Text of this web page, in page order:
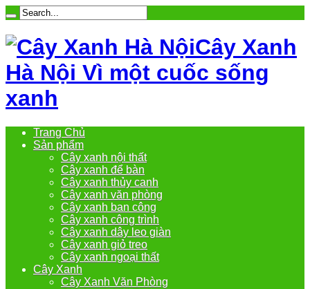
Cây Xanh
Hà Nội Vì một cuốc sống
xanh
Trang Chủ
Sản phẩm
Cây xanh nội thất
Cây xanh để bàn
Cây xanh thủy canh
Cây xanh văn phòng
Cây xanh ban công
Cây xanh công trình
Cây xanh dây leo giàn
Cây xanh giỏ treo
Cây xanh ngoại thất
Cây Xanh
Cây Xanh Văn Phòng